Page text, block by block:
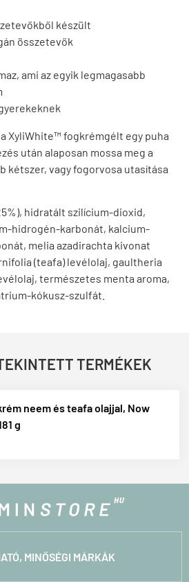
készült
összetevők
ami az egyik legmagasabb
XyliWhite™ fogkrémgélt egy puha
után alaposan mossa meg a
kétszer, vagy fogorvosa utasítása
hidratált szilícium-dioxid,
hidrogén-karbonát, kalcium-
melia azadirachta kivonat
(teafa) levélolaj, gaultheria
természetes menta aroma,
kókusz-szulfát.
TERMÉKEK
neem és teafa olajjal, Now
g
MINŐSÉGI MÁRKÁK